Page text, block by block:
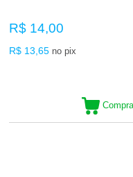
R$ 14,00
R$ 13,65 no pix